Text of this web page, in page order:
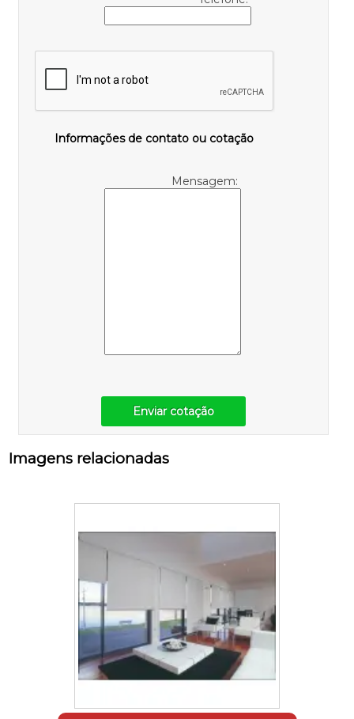
Informações de contato ou cotação
Mensagem:
Enviar cotação
Imagens relacionadas